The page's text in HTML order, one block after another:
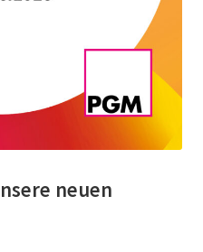
neuen